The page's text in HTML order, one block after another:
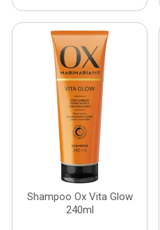
Shampoo Ox Vita Glow
240ml